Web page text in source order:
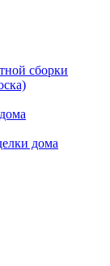
сборки
дома